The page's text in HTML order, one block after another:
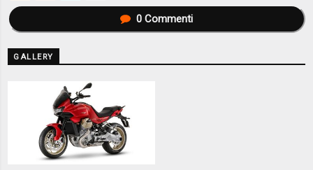
0Commenti
GALLERY